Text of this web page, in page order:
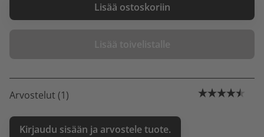
Lisää ostoskoriin
Lisää toivelistalle
Arvostelut (1)
Kirjaudu sisään ja arvostele tuote.